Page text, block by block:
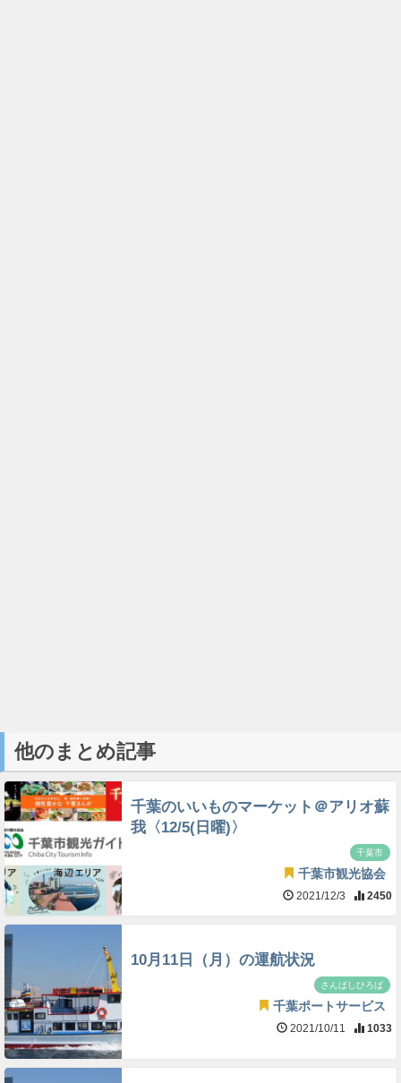
他のまとめ記事
千葉のいいものマーケット＠アリオ蘇
我〈12/5(日曜)〉
千葉市
千葉市観光協会
2021/12/3 2450
10月11日（月）の運航状況
さんばしひろば
千葉ポートサービス
2021/10/11 1033